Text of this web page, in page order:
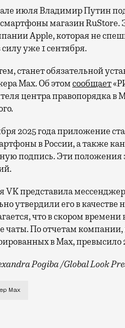
магазин RuStorе.
Apple, которая не
силу уже 1 сентября.
станет обязательной
Max. Об этомсообщает
центра правопорядка в
2025 года приложение
в России, а также
подпись. Эти
представила
утвердили его в
что в скором
чаты. По отчетам компании,
в Max,
Pogiba /Global Look
июля Владимир Путин
Max